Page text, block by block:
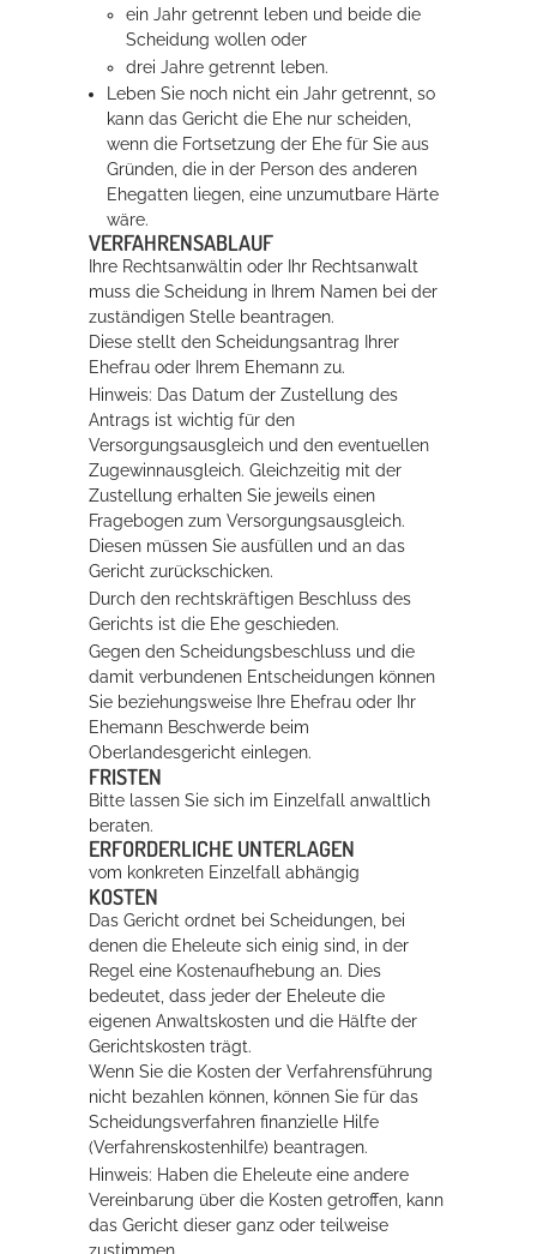
ein Jahr getrennt leben und beide die
Scheidung wollen oder
drei Jahre getrennt leben.
Leben Sie noch nicht ein Jahr getrennt, so
kann das Gericht die Ehe nur scheiden,
wenn die Fortsetzung der Ehe für Sie aus
Gründen, die in der Person des anderen
Ehegatten liegen, eine unzumutbare Härte
wäre.
VERFAHRENSABLAUF
Ihre Rechtsanwältin oder Ihr Rechtsanwalt
muss die Scheidung in Ihrem Namen bei der
zuständigen Stelle beantragen.
Diese stellt den Scheidungsantrag Ihrer
Ehefrau oder Ihrem Ehemann zu.
Hinweis: Das Datum der Zustellung des
Antrags ist wichtig für den
Versorgungsausgleich und den eventuellen
Zugewinnausgleich. Gleichzeitig mit der
Zustellung erhalten Sie jeweils einen
Fragebogen zum Versorgungsausgleich.
Diesen müssen Sie ausfüllen und an das
Gericht zurückschicken.
Durch den rechtskräftigen Beschluss des
Gerichts ist die Ehe geschieden.
Gegen den Scheidungsbeschluss und die
damit verbundenen Entscheidungen können
Sie beziehungsweise Ihre Ehefrau oder Ihr
Ehemann Beschwerde beim
Oberlandesgericht einlegen.
FRISTEN
Bitte lassen Sie sich im Einzelfall anwaltlich
beraten.
ERFORDERLICHE UNTERLAGEN
vom konkreten Einzelfall abhängig
KOSTEN
Das Gericht ordnet bei Scheidungen, bei
denen die Eheleute sich einig sind, in der
Regel eine Kostenaufhebung an. Dies
bedeutet, dass jeder der Eheleute die
eigenen Anwaltskosten und die Hälfte der
Gerichtskosten trägt.
Wenn Sie die Kosten der Verfahrensführung
nicht bezahlen können, können Sie für das
Scheidungsverfahren finanzielle Hilfe
(Verfahrenskostenhilfe) beantragen.
Hinweis: Haben die Eheleute eine andere
Vereinbarung über die Kosten getroffen, kann
das Gericht dieser ganz oder teilweise